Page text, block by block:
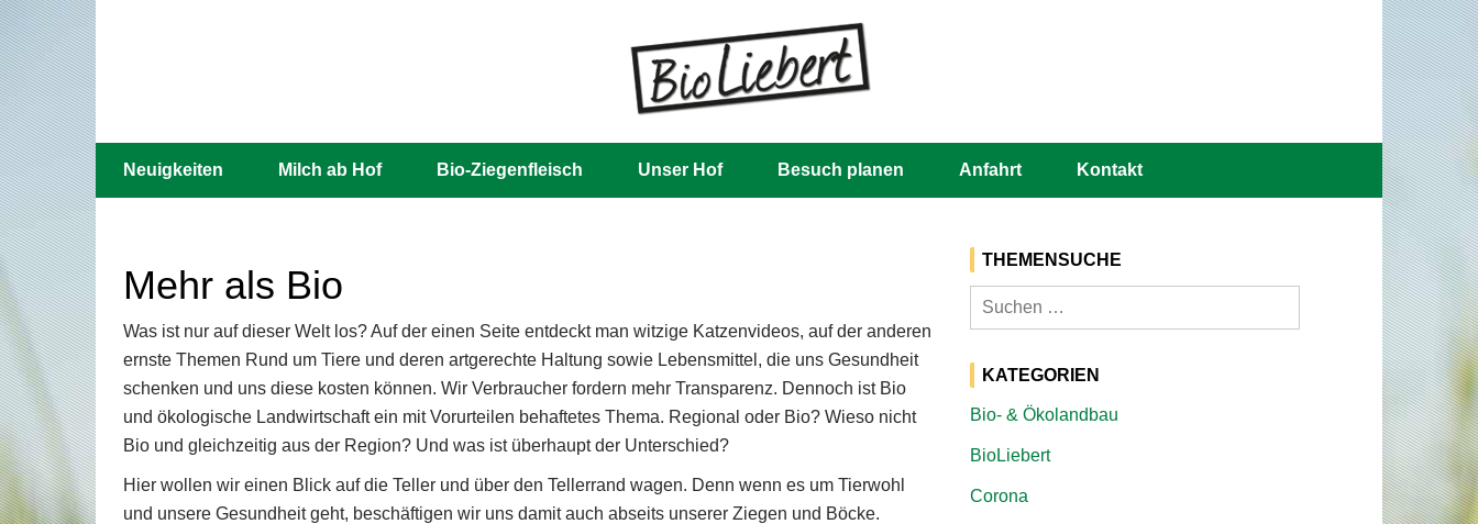
to
content
Neuigkeiten Milch ab Hof Bio-Ziegenfleisch Unser Hof Besuch planen Anfahrt Kontakt
Mehr als Bio
Was ist nur auf dieser Welt los? Auf der einen Seite entdeckt man witzige Katzenvideos, auf der anderen
ernste Themen Rund um Tiere und deren artgerechte Haltung sowie Lebensmittel, die uns Gesundheit
schenken und uns diese kosten können. Wir Verbraucher fordern mehr Transparenz. Dennoch ist Bio
und ökologische Landwirtschaft ein mit Vorurteilen behaftetes Thema. Regional oder Bio? Wieso nicht
Bio und gleichzeitig aus der Region? Und was ist überhaupt der Unterschied?
Hier wollen wir einen Blick auf die Teller und über den Tellerrand wagen. Denn wenn es um Tierwohl
und unsere Gesundheit geht, beschäftigen wir uns damit auch abseits unserer Ziegen und Böcke.
THEMENSUCHE
Suchen
nach:
KATEGORIEN
Bio- & Ökolandbau
BioLiebert
Corona